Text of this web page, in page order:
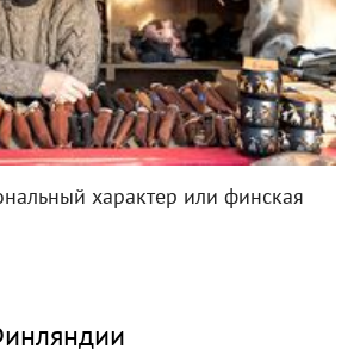
характер или финская